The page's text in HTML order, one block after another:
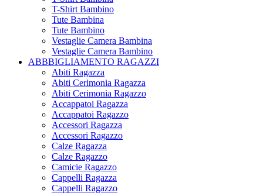
T-Shirt Bambino
Tute Bambina
Tute Bambino
Vestaglie Camera Bambina
Vestaglie Camera Bambino
ABBBIGLIAMENTO RAGAZZI
Abiti Ragazza
Abiti Cerimonia Ragazza
Abiti Cerimonia Ragazzo
Accappatoi Ragazza
Accappatoi Ragazzo
Accessori Ragazza
Accessori Ragazzo
Calze Ragazza
Calze Ragazzo
Camicie Ragazzo
Cappelli Ragazza
Cappelli Ragazzo